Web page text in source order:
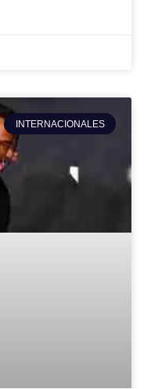
INTERNACIONALES